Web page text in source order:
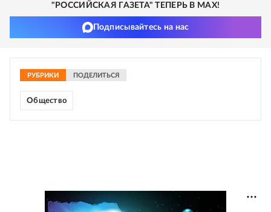
"РОССИЙСКАЯ ГАЗЕТА" ТЕПЕРЬ В MAX!
Подписывайтесь на нас
РУБРИКИ ПОДЕЛИТЬСЯ
Общество